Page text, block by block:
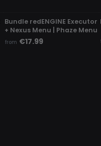
Bundle redENGINE Executor
+ Nexus Menu | Phaze Menu
from €17.99